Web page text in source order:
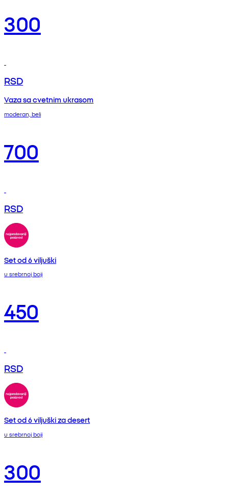
300
RSD
Vaza sa cvetnim ukrasom
moderan, beli
700
RSD
Set od 6 viljuški
u srebrnoj boji
450
RSD
Set od 6 viljuški za desert
u srebrnoj boji
300